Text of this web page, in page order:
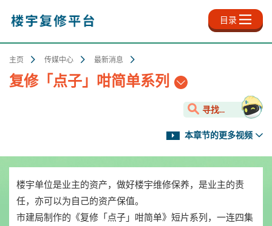
内
目录
主页 传媒中心 最新消息
复修「点子」咁简单系列
寻找...
本章节的更多视频
楼宇单位是业主的资产，做好楼宇维修保养，是业主的责
任，亦可以为自己的资产保值。
市建局制作的《复修「点子」咁简单》短片系列，一连四集